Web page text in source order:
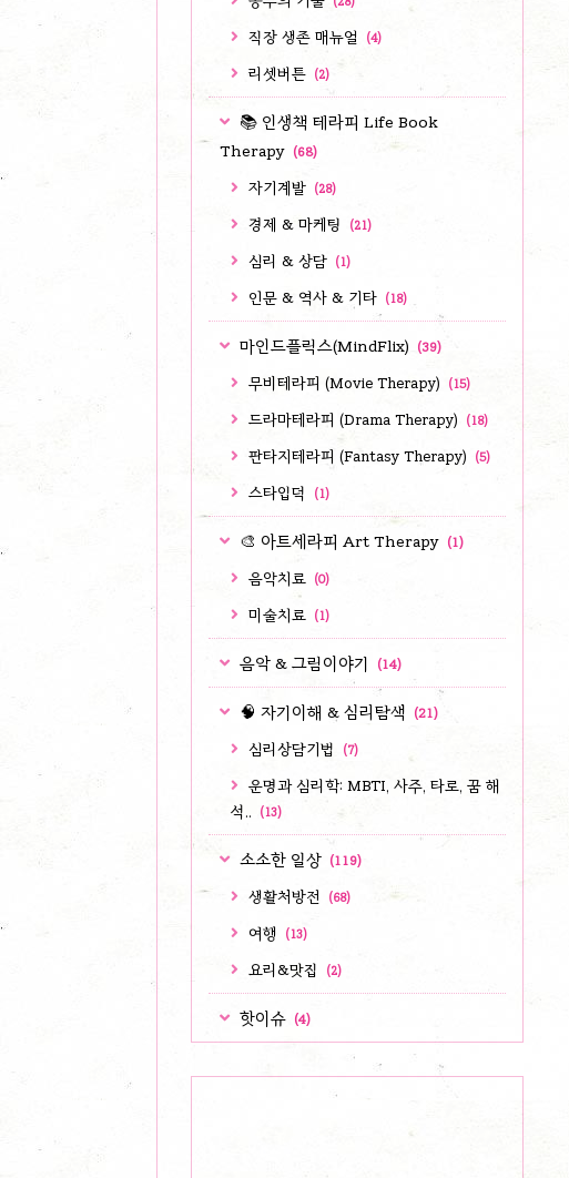
직장 생존 매뉴얼 (4)
리셋버튼 (2)
📚 인생책 테라피 Life Book
Therapy (68)
자기계발 (28)
경제 & 마케팅 (21)
심리 & 상담 (1)
인문 & 역사 & 기타 (18)
마인드플릭스(MindFlix) (39)
무비테라피 (Movie Therapy) (15)
드라마테라피 (Drama Therapy) (18)
판타지테라피 (Fantasy Therapy) (5)
스타입덕 (1)
🎨 아트세라피 Art Therapy (1)
음악치료 (0)
미술치료 (1)
음악 & 그림이야기 (14)
🧠 자기이해 & 심리탐색 (21)
심리상담기법 (7)
운명과 심리학: MBTI, 사주, 타로, 꿈 해
석..
(13)
소소한 일상 (119)
생활처방전 (68)
여행 (13)
요리&맛집 (2)
핫이슈 (4)